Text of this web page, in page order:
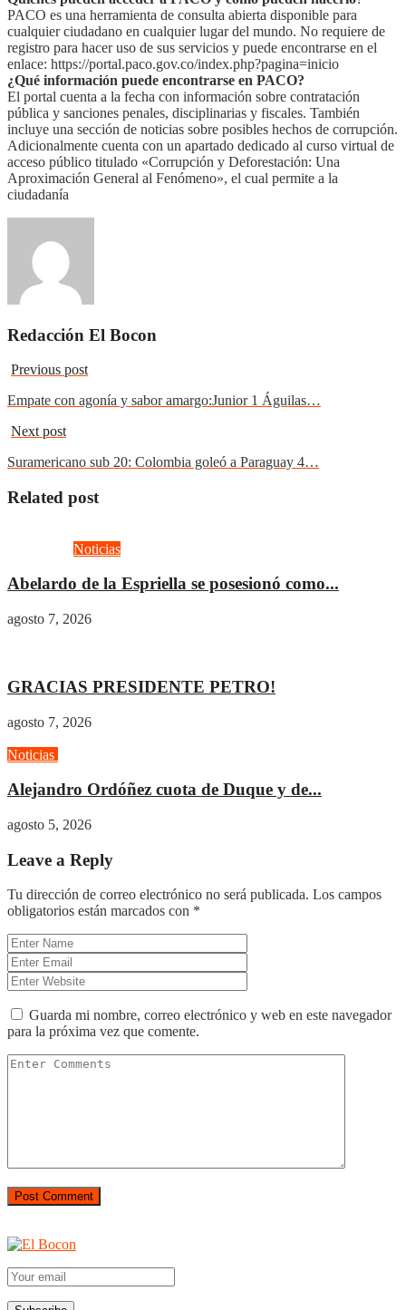
PACO es una herramienta de consulta abierta disponible para
cualquier ciudadano en cualquier lugar del mundo. No requiere de
registro para hacer uso de sus servicios y puede encontrarse en el
enlace: https://portal.paco.gov.co/index.php?pagina=inicio
¿Qué información puede encontrarse en PACO?
El portal cuenta a la fecha con información sobre contratación
pública y sanciones penales, disciplinarias y fiscales. También
incluye una sección de noticias sobre posibles hechos de corrupción.
Adicionalmente cuenta con un apartado dedicado al curso virtual de
acceso público titulado «Corrupción y Deforestación: Una
Aproximación General al Fenómeno», el cual permite a la
ciudadanía
Redacción El Bocon
Previous post
Empate con agonía y sabor amargo:Junior 1 Águilas…
Next post
Suramericano sub 20: Colombia goleó a Paraguay 4…
Related post
Noticias
Abelardo de la Espriella se posesionó como...
agosto 7, 2026
GRACIAS PRESIDENTE PETRO!
agosto 7, 2026
Noticias
Alejandro Ordóñez cuota de Duque y de...
agosto 5, 2026
Leave a Reply
Tu dirección de correo electrónico no será publicada. Los campos
obligatorios están marcados con *
Guarda mi nombre, correo electrónico y web en este navegador
para la próxima vez que comente.